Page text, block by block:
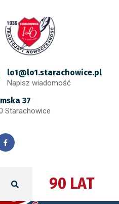
lo1@lo1.starachowice.pl
Napisz wiadomość
37
Starachowice
90 LAT